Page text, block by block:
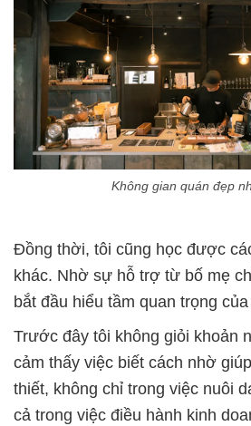
Không gian quán đẹp
Đồng thời, tôi cũng học được
khác. Nhờ sự hỗ trợ từ bố mẹ
bắt đầu hiểu tầm quan trọng
Trước đây tôi không giỏi khoản
cảm thấy việc biết cách nhờ
thiết, không chỉ trong việc nuôi
cả trong việc điều hành kinh